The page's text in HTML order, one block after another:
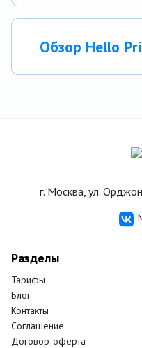
Обзор Hello
г. Москва, ул.
Разделы
Тарифы
Блог
Контакты
Соглашение
Договор-оферта